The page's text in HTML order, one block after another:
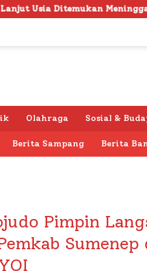
Dunia di Gapura
Olahraga Sosial &
Berita Sampang Berita
Pimpin
Sumenep